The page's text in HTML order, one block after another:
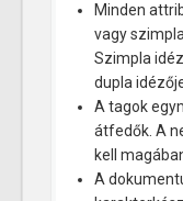
Minden
vagy
Szimpla
dupla
A tagok
átfedők. A
kell
A